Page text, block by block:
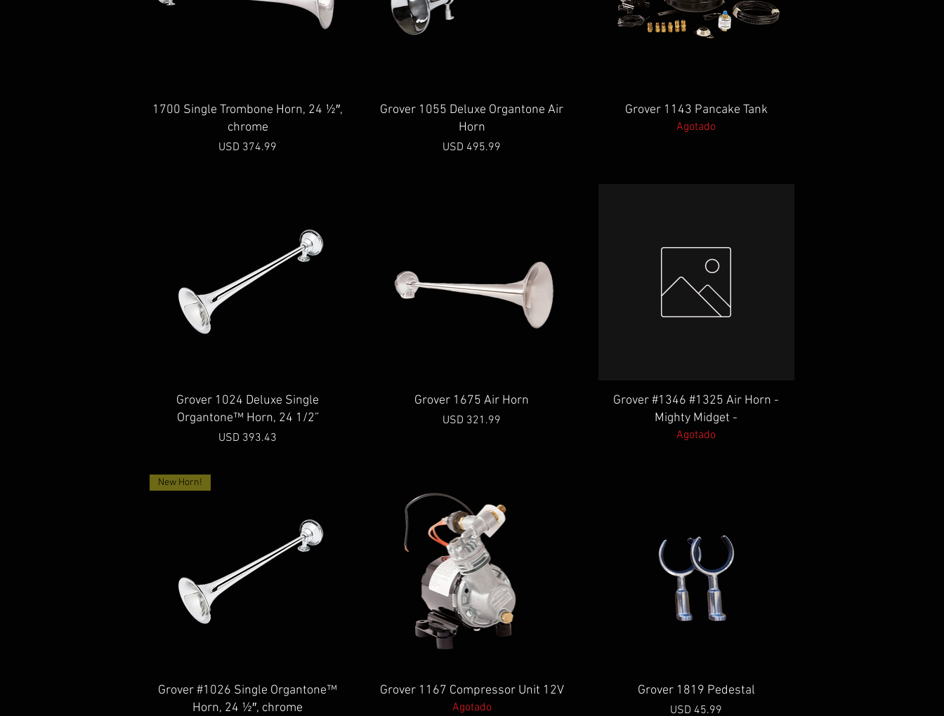
Vista rápida
1700 Single Trombone Horn, 24 ½″,
chrome
Precio
USD 374.99
Vista rápida
Grover 1055 Deluxe Organtone Air
Horn
Precio
USD 495.99
Vista rápida
Grover 1143 Pancake Tank
Agotado
Vista rápida
Grover 1024 Deluxe Single
Organtone™ Horn, 24 1/2”
Precio
USD 393.43
Vista rápida
Grover 1675 Air Horn
Precio
USD 321.99
Vista rápida
Grover #1346 #1325 Air Horn -
Mighty Midget -
Agotado
Vista rápida
New Horn!
Grover #1026 Single Organtone™
Horn, 24 ½″, chrome
Vista rápida
Grover 1167 Compressor Unit 12V
Agotado
Vista rápida
Grover 1819 Pedestal
Precio
USD 45.99